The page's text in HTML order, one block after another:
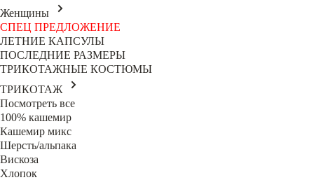
Женщины
СПЕЦ ПРЕДЛОЖЕНИЕ
ЛЕТНИЕ КАПСУЛЫ
ПОСЛЕДНИЕ РАЗМЕРЫ
ТРИКОТАЖНЫЕ КОСТЮМЫ
ТРИКОТАЖ
Посмотреть все
100% кашемир
Кашемир микс
Шерсть/альпака
Вискоза
Хлопок